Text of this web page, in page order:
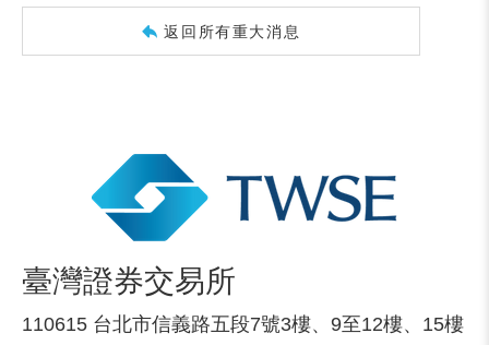
返回所有重大消息
臺灣證券交易所
110615 台北市信義路五段7號3樓、9至12樓、15樓